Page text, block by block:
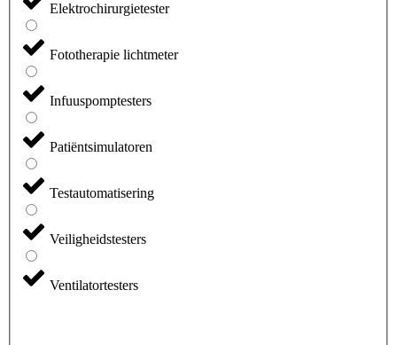
Elektrochirurgietester
Fototherapie lichtmeter
Infuuspomptesters
Patiëntsimulatoren
Testautomatisering
Veiligheidstesters
Ventilatortesters